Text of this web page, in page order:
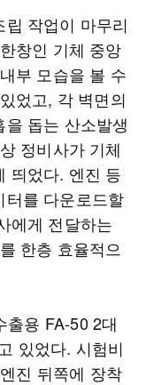
작업이 마무리
창인 기체 중앙
부 모습을 볼 수
었고, 각 벽면의
돕는 산소발생
정비사가 기체
띄었다. 엔진 등
터를 다운로드할
에게 전달하는
한층 효율적으
출용 FA-50 2대
있었다. 시험비
진 뒤쪽에 장착